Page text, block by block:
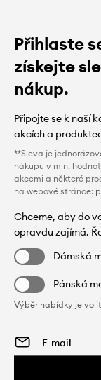
Přihlaste
získejte
nákup.
Připojte se k naší
akcích a
**Sleva je
nákupu v min.
akcemi a některé
na webové stránce:
Chceme, aby do
opravdu zajímá.
Dámská
Pánská
Výběr nabídky je